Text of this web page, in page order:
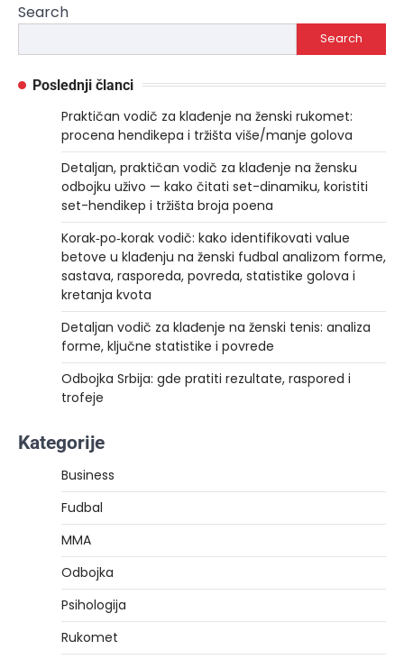
Search
Search
Poslednji članci
Praktičan vodič za klađenje na ženski rukomet:
procena hendikepa i tržišta više/manje golova
Detaljan, praktičan vodič za klađenje na žensku
odbojku uživo — kako čitati set-dinamiku, koristiti
set-hendikep i tržišta broja poena
Korak‑po‑korak vodič: kako identifikovati value
betove u klađenju na ženski fudbal analizom forme,
sastava, rasporeda, povreda, statistike golova i
kretanja kvota
Detaljan vodič za klađenje na ženski tenis: analiza
forme, ključne statistike i povrede
Odbojka Srbija: gde pratiti rezultate, raspored i
trofeje
Kategorije
Business
Fudbal
MMA
Odbojka
Psihologija
Rukomet